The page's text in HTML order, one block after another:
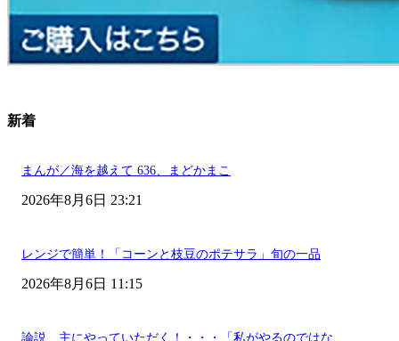
新着
まんが／海を越えて 636、まどかまこ
2026年8月6日 23:21
レンジで簡単！「コーンと枝豆のポテサラ」旬の一品
2026年8月6日 11:15
論説 主にやっていただく！・・・「私がやるのではな...